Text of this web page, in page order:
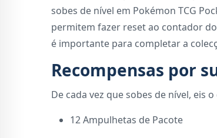
sobes de nível em Pokémon TCG
permitem fazer reset ao contador
é importante para completar a
Recompensas por
De cada vez que sobes de nível, eis
12 Ampulhetas de Pacote